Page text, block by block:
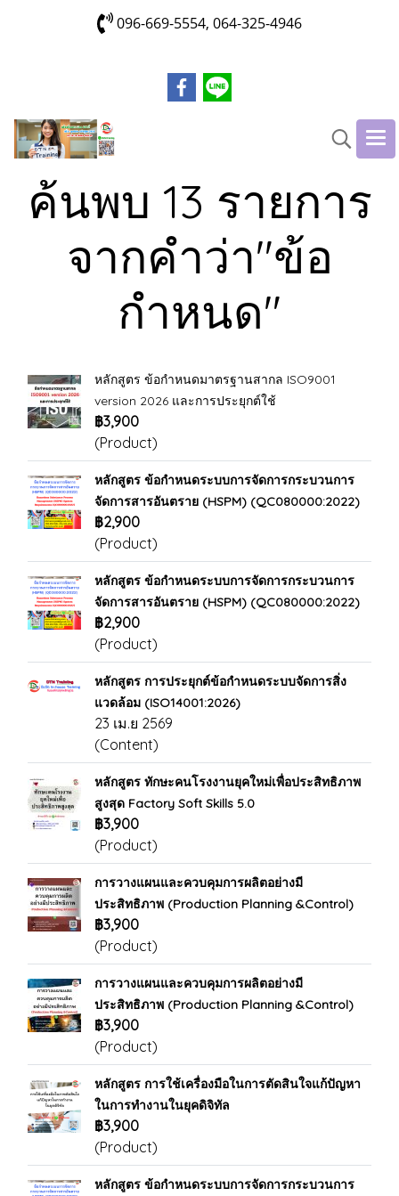
096-669-5554, 064-325-4946
ค้นพบ 13 รายการ
จากคำว่า"ข้อ
กำหนด"
หลักสูตร ข้อกำหนดมาตรฐานสากล ISO9001
version 2026 และการประยุกต์ใช้
฿3,900
(Product)
หลักสูตร ข้อกำหนดระบบการจัดการกระบวนการ
จัดการสารอันตราย (HSPM) (QC080000:2022)
฿2,900
(Product)
หลักสูตร ข้อกำหนดระบบการจัดการกระบวนการ
จัดการสารอันตราย (HSPM) (QC080000:2022)
฿2,900
(Product)
หลักสูตร การประยุกต์ข้อกำหนดระบบจัดการสิ่ง
แวดล้อม (ISO14001:2026)
23 เม.ย 2569
(Content)
หลักสูตร ทักษะคนโรงงานยุคใหม่เพื่อประสิทธิภาพ
สูงสุด Factory Soft Skills 5.0
฿3,900
(Product)
การวางแผนและควบคุมการผลิตอย่างมี
ประสิทธิภาพ (Production Planning &Control)
฿3,900
(Product)
การวางแผนและควบคุมการผลิตอย่างมี
ประสิทธิภาพ (Production Planning &Control)
฿3,900
(Product)
หลักสูตร การใช้เครื่องมือในการตัดสินใจแก้ปัญหา
ในการทำงานในยุคดิจิทัล
฿3,900
(Product)
หลักสูตร ข้อกำหนดระบบการจัดการกระบวนการ